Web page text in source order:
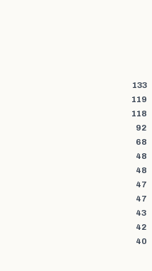
133
119
118
92
68
48
48
47
47
43
42
40